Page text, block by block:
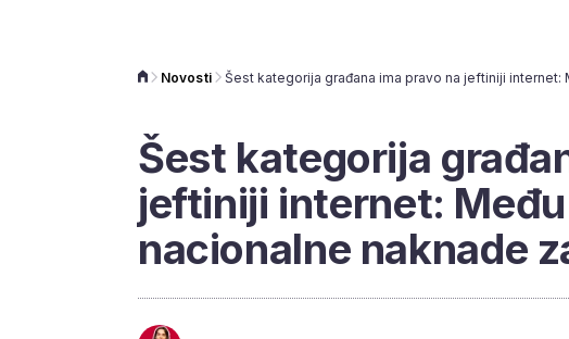
Novosti
Šest kategorija
jeftiniji internet:
nacionalne naknade